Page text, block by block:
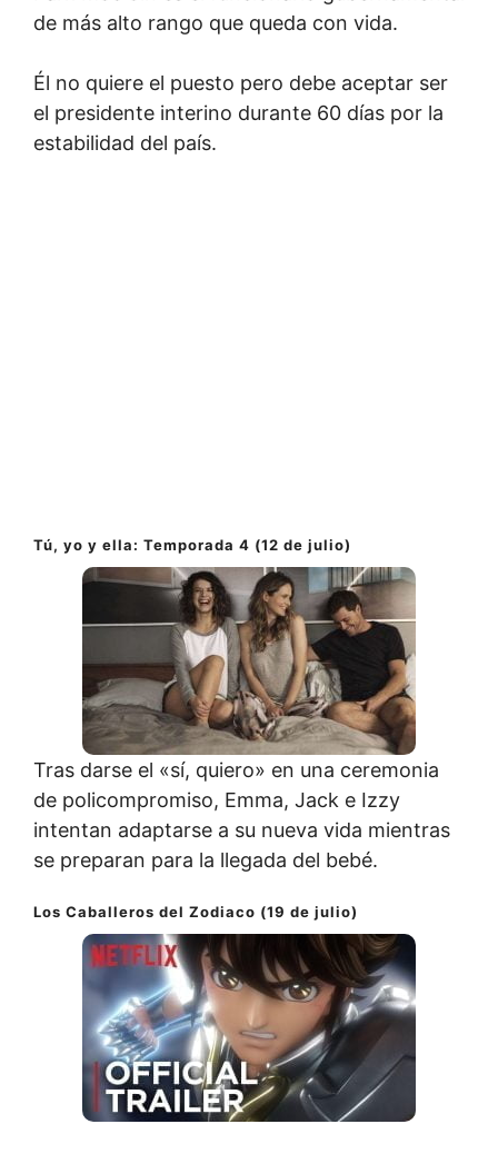
de más alto rango que queda con vida.
Él no quiere el puesto pero debe aceptar ser
el presidente interino durante 60 días por la
estabilidad del país.
Tú, yo y ella: Temporada 4 (12 de julio)
Tras darse el «sí, quiero» en una ceremonia
de policompromiso, Emma, Jack e Izzy
intentan adaptarse a su nueva vida mientras
se preparan para la llegada del bebé.
Los Caballeros del Zodiaco (19 de julio)